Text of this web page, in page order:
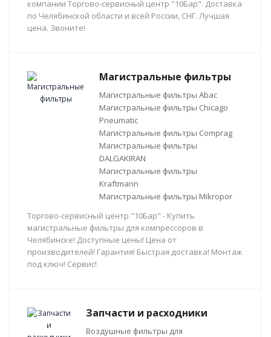
компании Торгово-сервисный центр "10Бар". Доставка
по Челябинской области и всей России, СНГ. Лучшая
цена. Звоните!
Магистральные фильтры
Магистральные фильтры Abac
Магистральные фильтры Chicago
Pneumatic
Магистральные фильтры Comprag
Магистральные фильтры
DALGAKIRAN
Магистральные фильтры
Kraftmann
Магистральные фильтры Mikropor
Торгово-сервисный центр "10Бар" - Купить
магистральные фильтры для компрессоров в
Челябинске! Доступные цены! Цена от
производителей! Гарантия! Быстрая доставка! Монтаж
под ключ! Сервис!
Запчасти и расходники
Воздушные фильтры для